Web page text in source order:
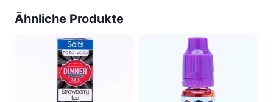
Ähnliche Produkte